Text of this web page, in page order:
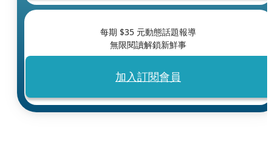
每期 $35 元動態話題報導
無限閱讀解鎖新鮮事
加入訂閱會員